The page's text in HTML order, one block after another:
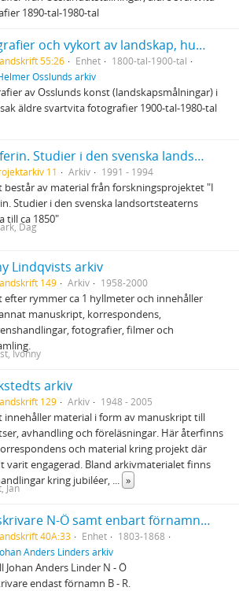
1890-tal-1980-tal
Fotografier och vykort av landskap, hus och miljöer
55:26 Enhet
1800-tal-1900-tal
Osslunds arkiv
av Osslunds konst (landskapsmålningar) i
äldre svartvita fotografier 1900-tal-1980-tal
I periferin. Studier i den svenska landsortsteaterns historia till ca 1850
11 Arkiv 1991 - 1994
består av material från forskningsprojektet "I
Studier i den svenska landsortsteaterns
till ca 1850"
Dag
Lindqvists arkiv
149 Arkiv 1958-2000
efter rymmer ca 1 hyllmeter och innehåller
manuskript, korrespondens,
fotografier, filmer och
Ivonny
arkiv
129 Arkiv 1948 - 2005
innehåller material i form av manuskript till
avhandling och föreläsningar. Här återfinns
och material kring projekt där
varit engagerad. Bland arkivmaterialet finns
kring jubiléer, ... »
Jan
Brevskrivare N-Ö samt enbart förnamn B-R
40A:33 Enhet
1803-1868
Anders Linders arkiv
Johan Anders Linder N - Ö
endast förnamn B - R.